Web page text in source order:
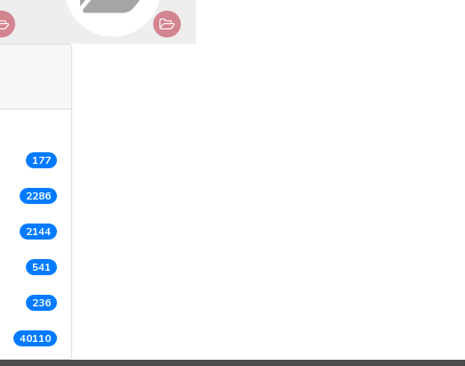
177
2286
2144
541
236
40110